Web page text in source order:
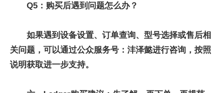
Q5：购买后遇到问题怎么办？
如果遇到设备设置、订单查询、型号选择或售后相
关问题，可以通过公众服务号：沣泽懿进行咨询，按照
说明获取进一步支持。